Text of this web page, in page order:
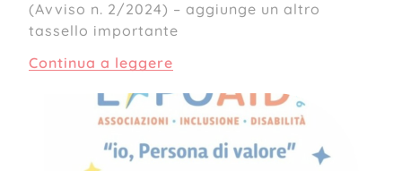
(Avviso n. 2/2024) – aggiunge un altro
tassello importante
Continua a leggere